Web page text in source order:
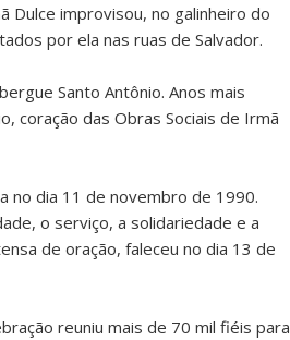
Dulce improvisou, no galinheiro do
por ela nas ruas de Salvador.
Santo Antônio. Anos mais
coração das Obras Sociais de Irmã
no dia 11 de novembro de 1990.
o serviço, a solidariedade e a
de oração, faleceu no dia 13 de
reuniu mais de 70 mil fiéis para